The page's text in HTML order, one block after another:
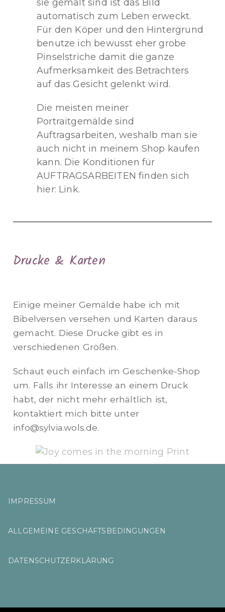
sie gemalt sind ist das Bild
automatisch zum Leben erweckt.
Für den Köper und den Hintergrund
benutze ich bewusst eher grobe
Pinselstriche damit die ganze
Aufmerksamkeit des Betrachters
auf das Gesicht gelenkt wird.
Die meisten meiner
Portraitgemälde sind
Auftragsarbeiten, weshalb man sie
auch nicht in meinem Shop kaufen
kann. Die Konditionen für
AUFTRAGSARBEITEN finden sich
hier: Link.
Drucke & Karten
Einige meiner Gemälde habe ich mit
Bibelversen versehen und Karten daraus
gemacht. Diese Drucke gibt es in
verschiedenen Größen.
Schaut euch einfach imGeschenke-Shop
um. Falls ihr Interesse an einem Druck
habt, der nicht mehr erhältlich ist,
kontaktiert mich bitte unter
info@sylvia.wols.de.
IMPRESSUM
ALLGEMEINE GESCHÄFTSBEDINGUNGEN
DATENSCHUTZERKLÄRUNG